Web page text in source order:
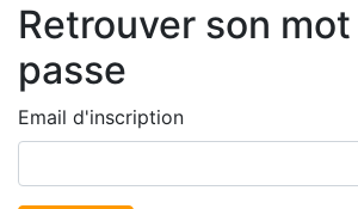
Retrouver son
passe
Email d'inscription